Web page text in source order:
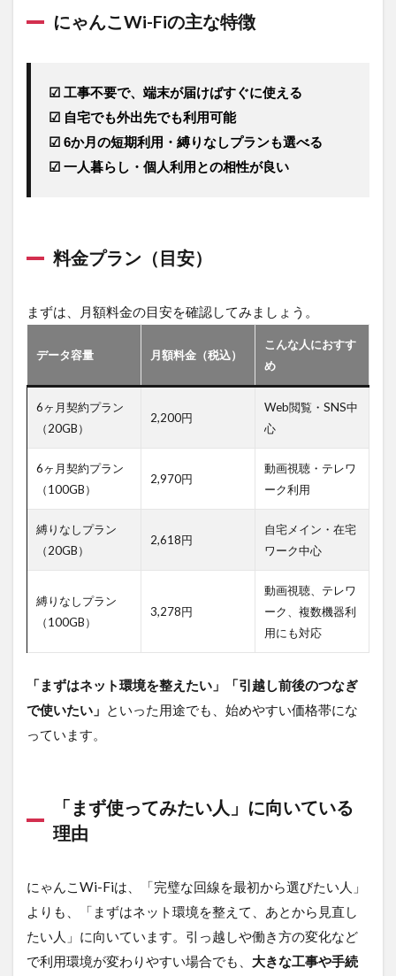
にゃんこWi-Fiの主な特徴
☑ 工事不要で、端末が届けばすぐに使える
☑ 自宅でも外出先でも利用可能
☑ 6か月の短期利用・縛りなしプランも選べる
☑ 一人暮らし・個人利用との相性が良い
料金プラン（目安）
まずは、月額料金の目安を確認してみましょう。
データ容量 月額料金（税込）
こんな人におすす
め
6ヶ月契約プラン
（20GB）
2,200円
Web閲覧・SNS中
心
6ヶ月契約プラン
（100GB）
2,970円
動画視聴・テレワ
ーク利用
縛りなしプラン
（20GB）
2,618円
自宅メイン・在宅
ワーク中心
縛りなしプラン
（100GB）
3,278円
動画視聴、テレワ
ーク、複数機器利
用にも対応
「まずはネット環境を整えたい」「引越し前後のつなぎ
で使いたい」 といった用途でも、始めやすい価格帯にな
っています。
「まず使ってみたい人」に向いている
理由
にゃんこWi-Fiは、「完璧な回線を最初から選びたい人」
よりも、「まずはネット環境を整えて、あとから見直し
たい人」に向いています。引っ越しや働き方の変化など
で利用環境が変わりやすい場合でも、 大きな工事や手続